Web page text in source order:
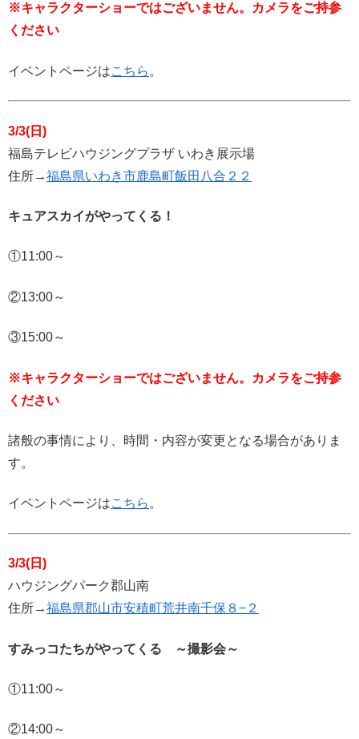
※キャラクターショーではございません。カメラをご持参
ください
イベントページはこちら 。
3/3(日)
福島テレビハウジングプラザ いわき展示場
住所→福島県いわき市鹿島町飯田八合２２
キュアスカイがやってくる！
①11:00～
②13:00～
③15:00～
※キャラクターショーではございません。カメラをご持参
ください
諸般の事情により、時間・内容が変更となる場合がありま
す。
イベントページはこちら 。
3/3(日)
ハウジングパーク郡山南
住所→福島県郡山市安積町荒井南千保８−２
すみっコたちがやってくる ～撮影会～
①11:00～
②14:00～